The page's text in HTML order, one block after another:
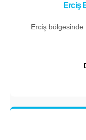
Erciş
Erciş